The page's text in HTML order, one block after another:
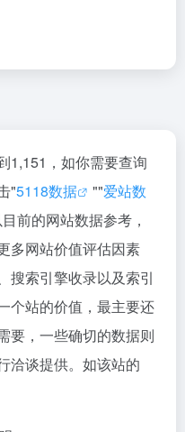
1,151，如你需要查询
"5118数据 ""爱站数
前的网站数据参考，
多网站价值评估因素
搜索引擎收录以及索引
个站的价值，最主要还
要，一些确切的数据则
洽谈提供。如该站的